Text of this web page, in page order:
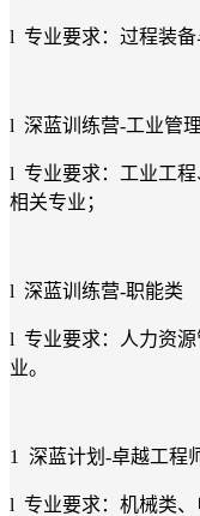
l 专业要求：过程装备
l 深蓝训练营-工业管
l 专业要求：工业工
相关专业；
l 深蓝训练营-职能类
l 专业要求：人力资
业。
1 深蓝计划-卓越工程
l 专业要求：机械类